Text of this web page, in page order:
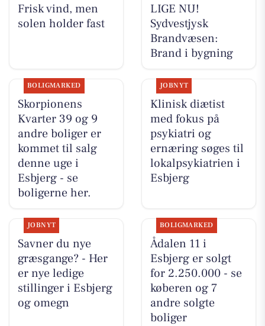
Frisk vind, men
solen holder fast
LIGE NU!
Sydvestjysk
Brandvæsen:
Brand i bygning
BOLIGMARKED
Skorpionens
Kvarter 39 og 9
andre boliger er
kommet til salg
denne uge i
Esbjerg - se
boligerne her.
JOBNYT
Klinisk diætist
med fokus på
psykiatri og
ernæring søges til
lokalpsykiatrien i
Esbjerg
JOBNYT
Savner du nye
græsgange? - Her
er nye ledige
stillinger i Esbjerg
og omegn
BOLIGMARKED
Ådalen 11 i
Esbjerg er solgt
for 2.250.000 - se
køberen og 7
andre solgte
boliger